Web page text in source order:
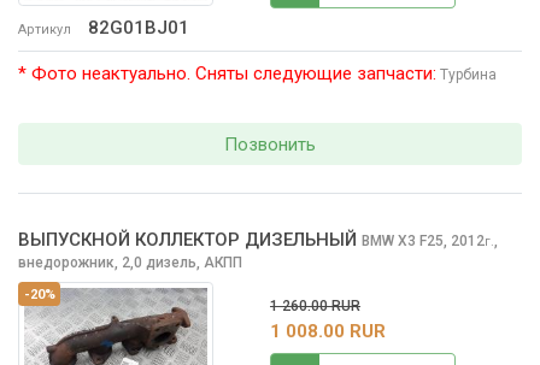
Артикул 82G01BJ01
* Фото неактуально. Сняты следующие запчасти: Турбина
Позвонить
-20%
ВЫПУСКНОЙ КОЛЛЕКТОР ДИЗЕЛЬНЫЙ BMW X3 F25, 2012г.,
внедорожник, 2,0 дизель, АКПП
1 260.00 RUR
1 008.00 RUR